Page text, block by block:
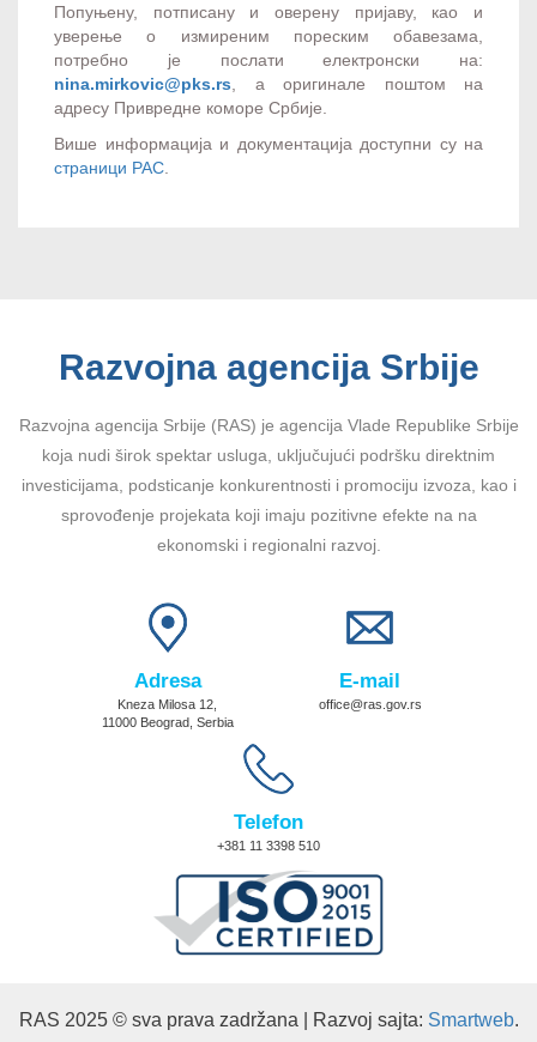
Попуњену, потписану и оверену пријаву, као и
уверење о измиреним пореским обавезама,
потребно је послати електронски на:
nina.mirkovic@pks.rs , а оригинале поштом на
адресу Привредне коморе Србије.
Више информација и документација доступни су на
страници РАС
Razvojna agencija Srbije
Razvojna agencija Srbije (RAS) je agencija Vlade Republike Srbije
koja nudi širok spektar usluga, uključujući podršku direktnim
investicijama, podsticanje konkurentnosti i promociju izvoza, kao i
sprovođenje projekata koji imaju pozitivne efekte na na
ekonomski i regionalni razvoj.
Adresa
Kneza Milosa 12,
11000 Beograd, Serbia
E-mail
office@ras.gov.rs
Telefon
+381 11 3398 510
RAS 2025 © sva prava zadržana | Razvoj sajta: Smartweb.